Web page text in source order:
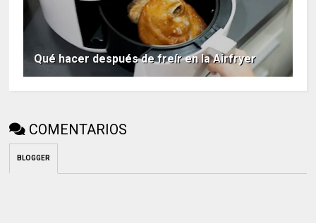
Qué hacer después de freír en la Airfryer
COMENTARIOS
BLOGGER